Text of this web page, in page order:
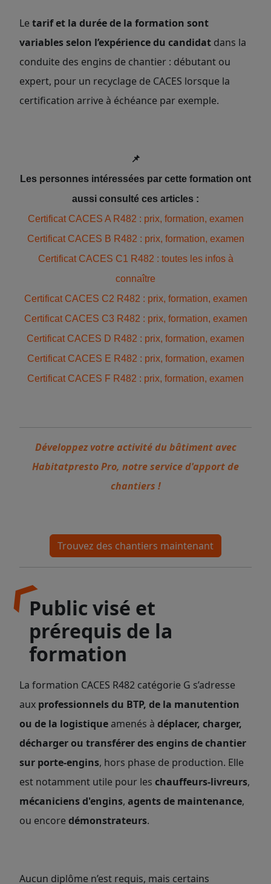
Le tarif et la durée de la formation sont
variables selon l’expérience du candidat dans la
conduite des engins de chantier : débutant ou
expert, pour un recyclage de CACES lorsque la
certification arrive à échéance par exemple.
📌
Les personnes intéressées par cette formation ont
aussi consulté ces articles :
Certificat CACES A R482 : prix, formation, examen
Certificat CACES B R482 : prix, formation, examen
Certificat CACES C1 R482 : toutes les infos à
connaître
Certificat CACES C2 R482 : prix, formation, examen
Certificat CACES C3 R482 : prix, formation, examen
Certificat CACES D R482 : prix, formation, examen
Certificat CACES E R482 : prix, formation, examen
Certificat CACES F R482 : prix, formation, examen
Développez votre activité du bâtiment avec
Habitatpresto Pro, notre service d'apport de
chantiers !
Trouvez des chantiers maintenant
Public visé et
prérequis de la
formation
La formation CACES R482 catégorie G s’adresse
aux professionnels du BTP, de la manutention
ou de la logistiqueamenés à déplacer, charger,
décharger ou transférer des engins de chantier
sur porte-engins, hors phase de production. Elle
est notamment utile pour les chauffeurs-livreurs,
mécaniciens d'engins, agents de maintenance,
ou encore démonstrateurs.
Aucun diplôme n’est requis, mais certains